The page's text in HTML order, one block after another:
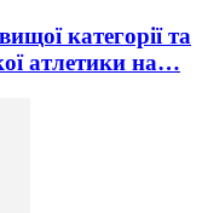
категорії та
атлетики на…